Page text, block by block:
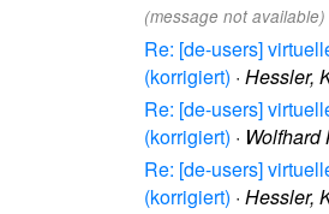
(message not available)
Re: [de-users]
(korrigiert) · Hessler,
Re: [de-users]
(korrigiert) · Wolfhard
Re: [de-users]
(korrigiert) · Hessler,